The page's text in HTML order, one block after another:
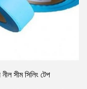
সীম সিলিং টেপ